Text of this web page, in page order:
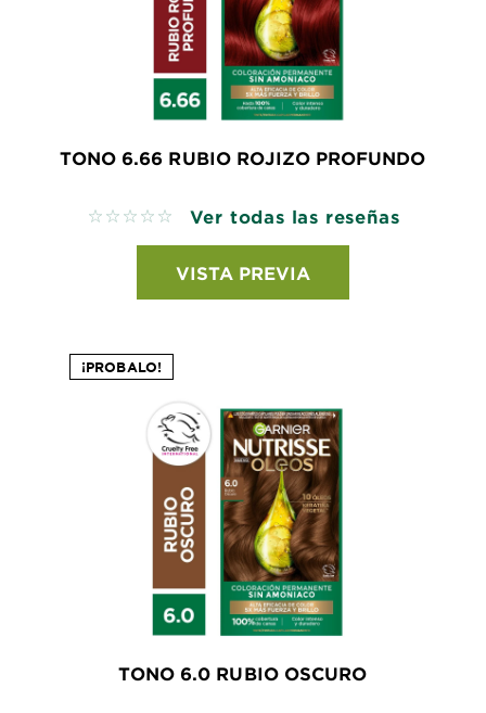
TONO 6.66 RUBIO ROJIZO PROFUNDO
No reviews Ver todas las reseñas
VISTA PREVIA
¡PROBALO!
TONO 6.0 RUBIO OSCURO